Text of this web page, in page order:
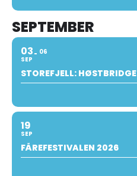
SEPTEMBER
03
SEP
06
STOREFJELL: HØSTBRIDGE
19
SEP
FÅREFESTIVALEN 2026